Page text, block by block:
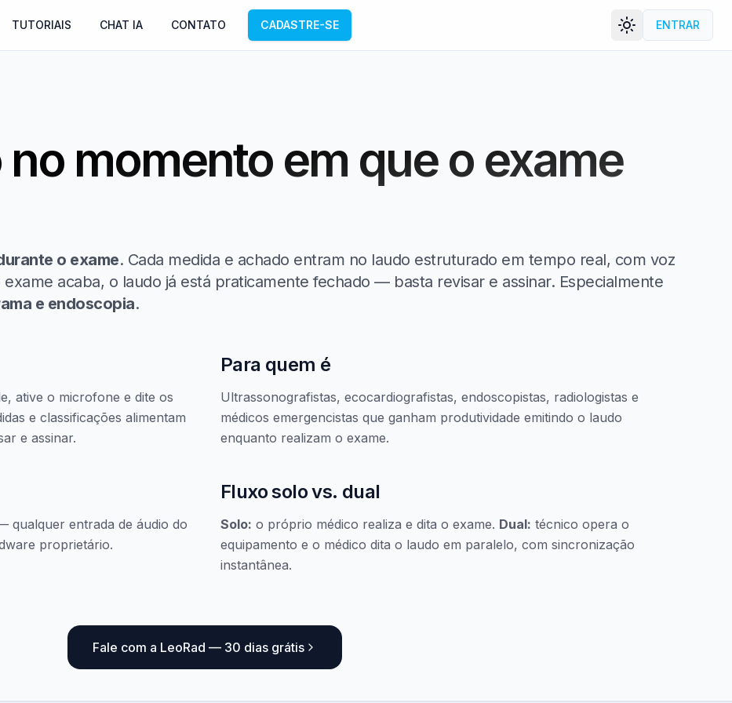
TUTORIAIS CHAT IA CONTATO CADASTRE-SE ENTRAR
momento em que o exame
o exame. Cada medida e achado entram no laudo estruturado em tempo real, com voz
acaba, o laudo já está praticamente fechado — basta revisar e assinar. Especialmente
e endoscopia.
ative o microfone e dite os
e classificações alimentam
e assinar.
Para quem é
Ultrassonografistas, ecocardiografistas, endoscopistas, radiologistas e
médicos emergencistas que ganham produtividade emitindo o laudo
enquanto realizam o exame.
qualquer entrada de áudio do
proprietário.
Fluxo solo vs. dual
Solo: o próprio médico realiza e dita o exame. Dual: técnico opera o
equipamento e o médico dita o laudo em paralelo, com sincronização
instantânea.
Fale com a LeoRad — 30 dias grátis